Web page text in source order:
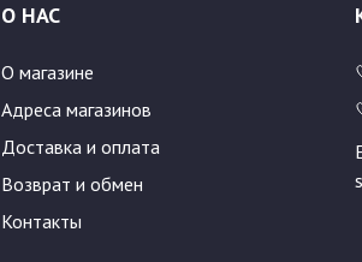
О НАС
О магазине
Адреса магазинов
Доставка и оплата
Возврат и обмен
Контакты